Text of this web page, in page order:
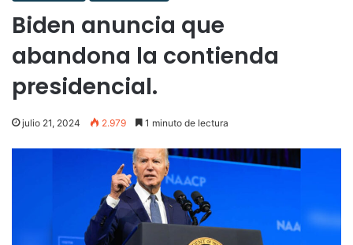
Biden anuncia que
abandona la contienda
presidencial.
julio 21, 2024 2.979 1 minuto de lectura